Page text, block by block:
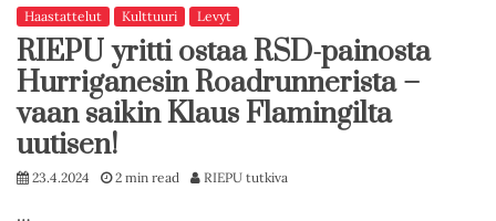
Haastattelut Kulttuuri Levyt
RIEPU yritti ostaa RSD-painosta
Hurriganesin Roadrunnerista –
vaan saikin Klaus Flamingilta
uutisen!
23.4.2024 2 min read RIEPU tutkiva
…